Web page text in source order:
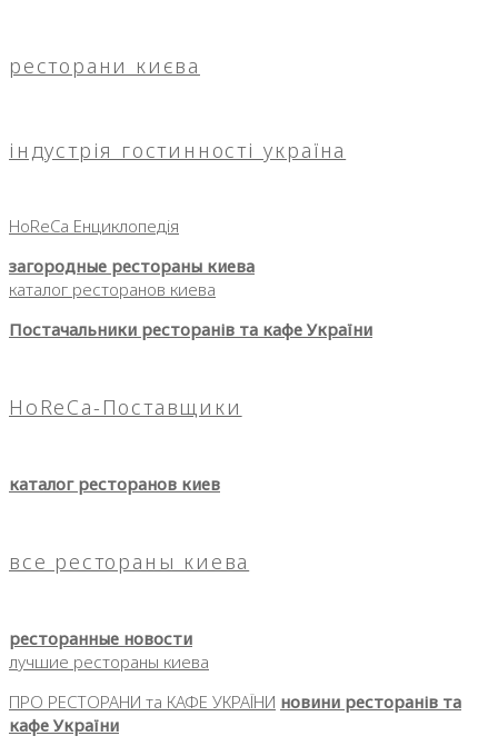
ресторани києва
індустрія гостинності україна
HoReCa Енциклопедія
загородные рестораны киева
каталог ресторанов киева
Постачальники ресторанів та кафе України
HoReCa-Поставщики
каталог ресторанов киев
все рестораны киева
ресторанные новости
лучшие рестораны киева
ПРО РЕСТОРАНИ та КАФЕ УКРАЇНИ новини ресторанів та
кафе України